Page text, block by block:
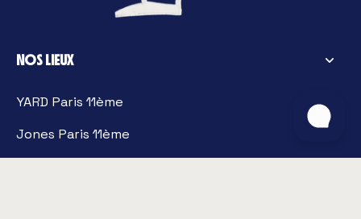
NOS LIEUX
YARD Paris 11ème
Jones Paris 11ème